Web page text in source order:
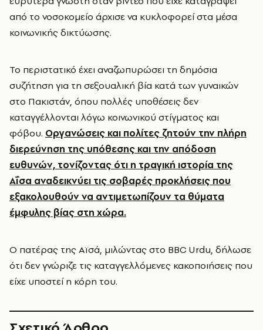
από το νοσοκομείο άρχισε να κυκλοφορεί στα μέσα
κοινωνικής δικτύωσης.
Το περιστατικό έχει αναζωπυρώσει τη δημόσια
συζήτηση για τη σεξουαλική βία κατά των γυναικών
στο Πακιστάν, όπου πολλές υποθέσεις δεν
καταγγέλλονται λόγω κοινωνικού στίγματος και
φόβου. Οργανώσεις και πολίτες ζητούν την πλήρη
διερεύνηση της υπόθεσης και την απόδοση
ευθυνών, τονίζοντας ότι η τραγική ιστορία της
Αΐσα αναδεικνύει τις σοβαρές προκλήσεις που
εξακολουθούν να αντιμετωπίζουν τα θύματα
έμφυλης βίας στη χώρα.
Ο πατέρας της Αϊσά, μιλώντας στο BBC Urdu, δήλωσε
ότι δεν γνώριζε τις καταγγελλόμενες κακοποιήσεις που
είχε υποστεί η κόρη του.